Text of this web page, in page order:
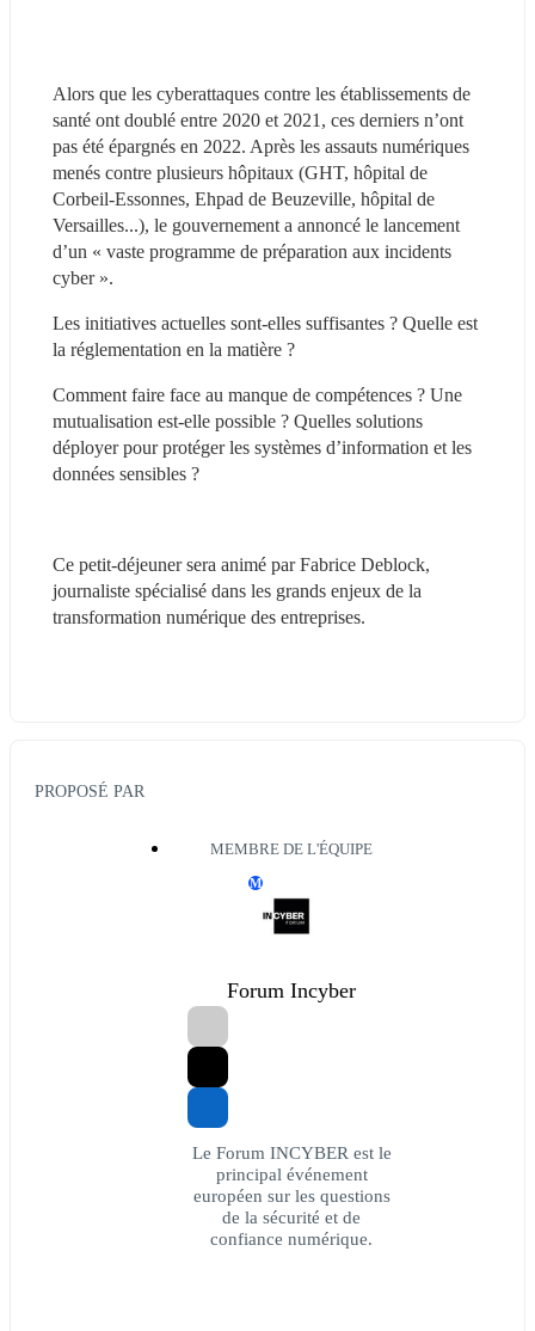
Alors que les cyberattaques contre les établissements de
santé ont doublé entre 2020 et 2021, ces derniers n’ont
pas été épargnés en 2022. Après les assauts numériques
menés contre plusieurs hôpitaux (GHT, hôpital de
Corbeil-Essonnes, Ehpad de Beuzeville, hôpital de
Versailles...), le gouvernement a annoncé le lancement
d’un « vaste programme de préparation aux incidents
cyber ».
Les initiatives actuelles sont-elles suffisantes ? Quelle est
la réglementation en la matière ?
Comment faire face au manque de compétences ? Une
mutualisation est-elle possible ? Quelles solutions
déployer pour protéger les systèmes d’information et les
données sensibles ?
Ce petit-déjeuner sera animé par Fabrice Deblock,
journaliste spécialisé dans les grands enjeux de la
transformation numérique des entreprises.
PROPOSÉ PAR
MEMBRE DE L'ÉQUIPE
M
Forum Incyber
Le Forum INCYBER est le
principal événement
européen sur les questions
de la sécurité et de
confiance numérique.